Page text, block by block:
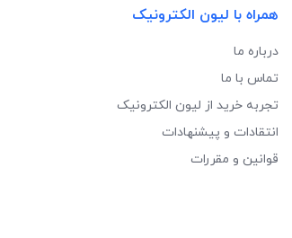
همراه با لیون الکترونیک
درباره ما
تماس با ما
تجربه خرید از لیون الکترونیک
انتقادات و پیشنهادات
قوانین و مقررات